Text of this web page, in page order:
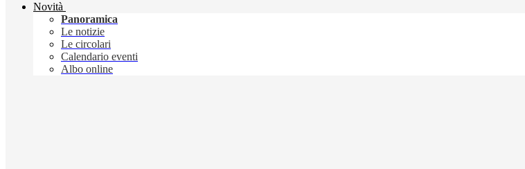
Novità
Panoramica
Le notizie
Le circolari
Calendario eventi
Albo online